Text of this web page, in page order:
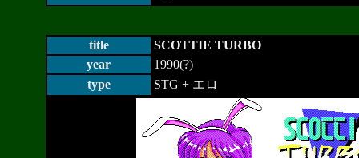
title
SCOTTIE TURBO
year
1990(?)
type
STG + エロ